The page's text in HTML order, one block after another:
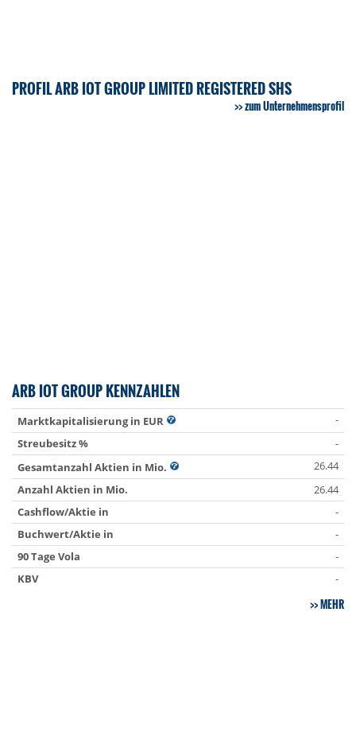
PROFIL ARB IOT GROUP LIMITED REGISTERED SHS
zum Unternehmensprofil
ARB IOT GROUP KENNZAHLEN
Marktkapitalisierung in EUR
-
Streubesitz %
-
Gesamtanzahl Aktien in Mio.
26.44
Anzahl Aktien in Mio.
26.44
Cashflow/Aktie in
-
Buchwert/Aktie in
-
90 Tage Vola
-
KBV
-
MEHR